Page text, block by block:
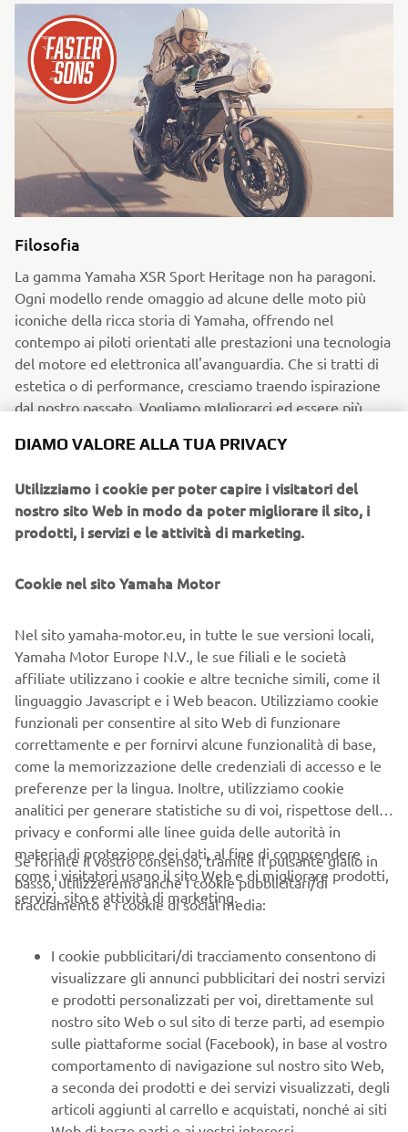
Filosofia
La gamma Yamaha XSR Sport Heritage non ha paragoni.
Ogni modello rende omaggio ad alcune delle moto più
iconiche della ricca storia di Yamaha, offrendo nel
contempo ai piloti orientati alle prestazioni una tecnologia
del motore ed elettronica all'avanguardia. Che si tratti di
estetica o di performance, cresciamo traendo ispirazione
dal nostro passato. Vogliamo mIgliorarci ed essere più
filosofia Faster Sons ed è lo spirito che lega tutti i piloti
Scopri di più
Yard Built
Nei garage di tutto il mondo, ogni appassionato delle due
ruote sogna di personalizzare la sua moto. Yamaha è
pronta a rispondere a esaudire questo desiderio e chiede
ai suoi talentuosi creatori di modelli "custom" di proporre
idee originali per trasformare i nostri moderni modelli in
quello che abbiamo intitolato "Yard Built". Dall'uso degli
farti esprimere il tuo spirito Faster Sons.
Scopri di più
DIAMO VALORE ALLA TUA PRIVACY
Utilizziamo i cookie per poter capire i visitatori del
nostro sito Web in modo da poter migliorare il sito, i
prodotti, i servizi e le attività di marketing.
Cookie nel sito Yamaha Motor
Nel sito yamaha-motor.eu, in tutte le sue versioni locali,
Yamaha Motor Europe N.V., le sue filiali e le società
affiliate utilizzano i cookie e altre tecniche simili, come il
linguaggio Javascript e i Web beacon. Utilizziamo cookie
funzionali per consentire al sito Web di funzionare
correttamente e per fornirvi alcune funzionalità di base,
come la memorizzazione delle credenziali di accesso e le
preferenze per la lingua. Inoltre, utilizziamo cookie
analitici per generare statistiche su di voi, rispettose della
privacy e conformi alle linee guida delle autorità in
materia di protezione dei dati, al fine di comprendere
come i visitatori usano il sito Web e di migliorare prodotti,
servizi, sito e attività di marketing.
Se fornite il vostro consenso, tramite il pulsante giallo in
basso, utilizzeremo anche i cookie pubblicitari/di
tracciamento e i cookie di social media:
I cookie pubblicitari/di tracciamento consentono di
visualizzare gli annunci pubblicitari dei nostri servizi
e prodotti personalizzati per voi, direttamente sul
nostro sito Web o sul sito di terze parti, ad esempio
sulle piattaforme social (Facebook), in base al vostro
comportamento di navigazione sul nostro sito Web,
a seconda dei prodotti e dei servizi visualizzati, degli
articoli aggiunti al carrello e acquistati, nonché ai siti